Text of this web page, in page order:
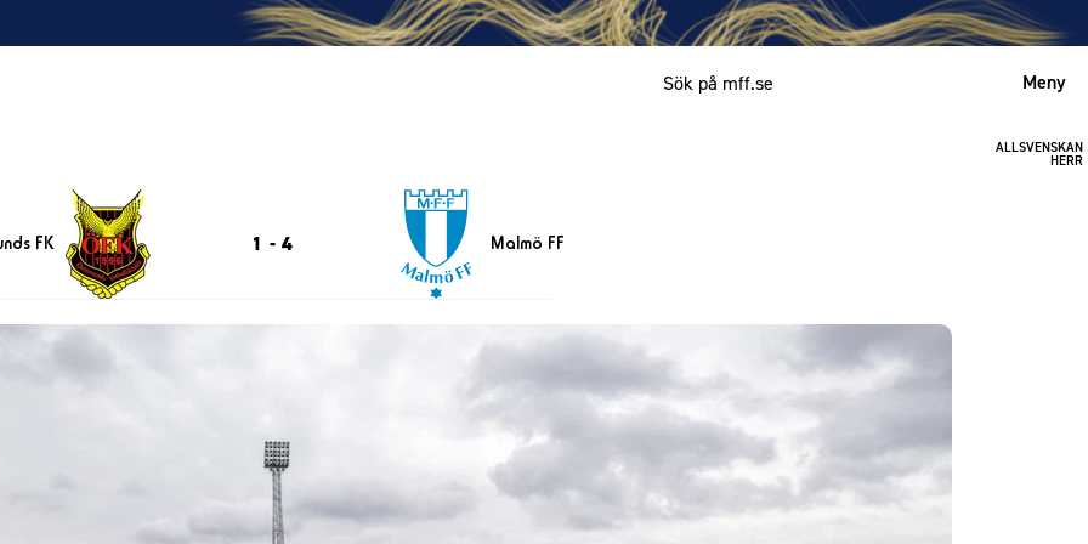
Meny
ALLSVENSKAN
HERR
FK 1 - 4 Malmö FF